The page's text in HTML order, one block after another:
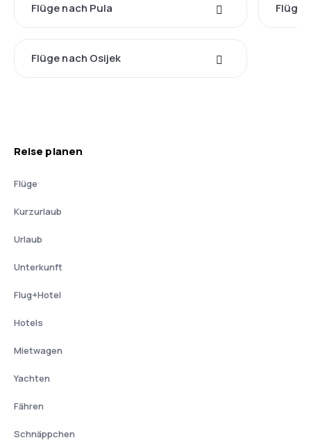
Flüge nach Pula Flüge
Flüge nach Osijek
Reise planen
Flüge
Kurzurlaub
Urlaub
Unterkunft
Flug+Hotel
Hotels
Mietwagen
Yachten
Fähren
Schnäppchen